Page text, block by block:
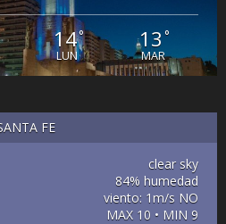
14°
LUN
13 °
MAR
FE
clear sky
84% humedad
viento: 1m/s NO
MAX 10 • MIN 9